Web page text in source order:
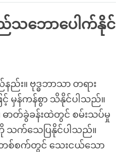
သဘောပေါက်နိုင်
း။ ဗုဒ္ဓဘာသာ တရား
င့် မှန်ကန်စွာ သိနိုင်ပါသည်။
ဓာတ်ခွဲခန်းထဲတွင် စမ်းသပ်မှု
သက်သေပြနိုင်ပါသည်။
တစ်စက်တွင် သေးငယ်သော